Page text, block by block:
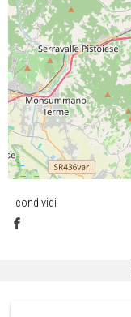
condividi